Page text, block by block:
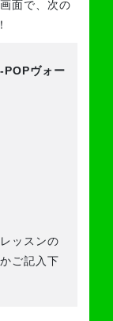
面で、 次の
POPヴォー
ッスンの
ご記入下